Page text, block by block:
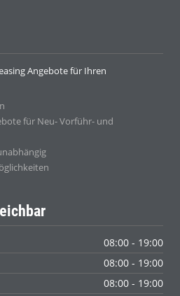
Angebote für Ihren
für Neu- Vorführ- und
08:00 - 19:00
08:00 - 19:00
08:00 - 19:00